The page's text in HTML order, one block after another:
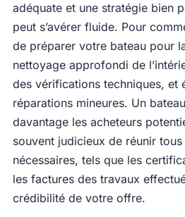
adéquate et une stratégie bien
peut s’avérer fluide. Pour
de préparer votre bateau pour
nettoyage approfondi de
des vérifications techniques, et
réparations mineures. Un
davantage les acheteurs
souvent judicieux de réunir
nécessaires, tels que les
les factures des travaux
crédibilité de votre offre.